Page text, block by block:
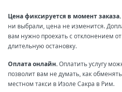
Цена фиксируется в момент заказа.
ни выбрали, цена не изменится.
вам нужно проехать с отклонением
длительную остановку.
Оплата онлайн.Оплатить услугу
позволит вам не думать, как
местном такси в Изоле Сакра в Рим.